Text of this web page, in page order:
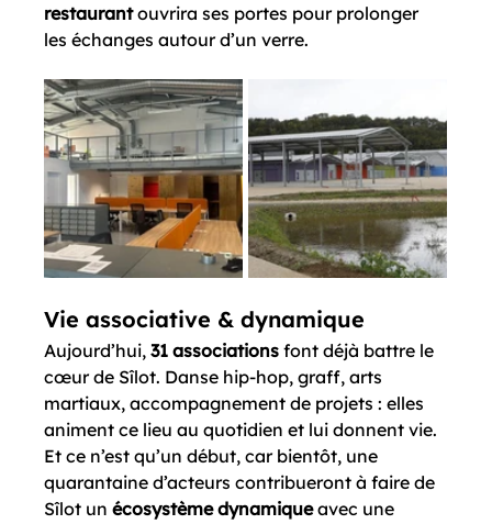
restaurant ouvrira ses portes pour prolonger
les échanges autour d’un verre.
Vie associative & dynamique
Aujourd’hui, 31 associations font déjà battre le
cœur de Sîlot. Danse hip-hop, graff, arts
martiaux, accompagnement de projets : elles
animent ce lieu au quotidien et lui donnent vie.
Et ce n’est qu’un début, car bientôt, une
quarantaine d’acteurs contribueront à faire de
Sîlot un écosystème dynamique avec une